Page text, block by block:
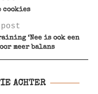
cookies
‘Nee is ook een
meer balans
ACHTER